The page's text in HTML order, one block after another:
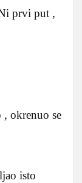
prvi put ,
, okrenuo se
isto